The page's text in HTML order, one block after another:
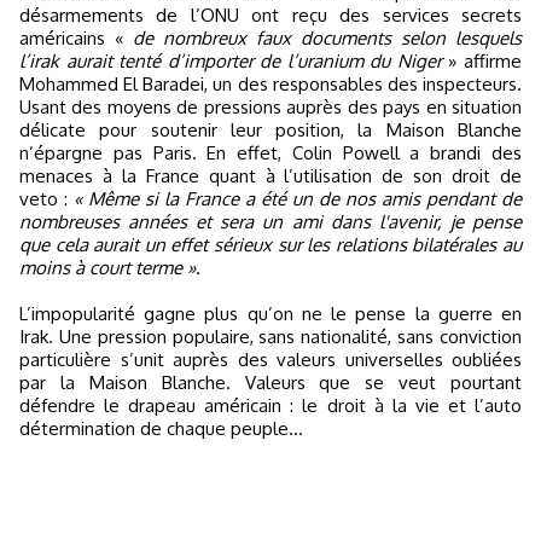
désarmements de l’ONU ont reçu des services secrets
américains « de nombreux faux documents selon lesquels
l’irak aurait tenté d’importer de l’uranium du Niger» affirme
Mohammed El Baradei, un des responsables des inspecteurs.
Usant des moyens de pressions auprès des pays en situation
délicate pour soutenir leur position, la Maison Blanche
n’épargne pas Paris. En effet, Colin Powell a brandi des
menaces à la France quant à l’utilisation de son droit de
veto : « Même si la France a été un de nos amis pendant de
nombreuses années et sera un ami dans l'avenir, je pense
que cela aurait un effet sérieux sur les relations bilatérales au
moins à court terme ».
L’impopularité gagne plus qu’on ne le pense la guerre en
Irak. Une pression populaire, sans nationalité, sans conviction
particulière s’unit auprès des valeurs universelles oubliées
par la Maison Blanche. Valeurs que se veut pourtant
défendre le drapeau américain : le droit à la vie et l’auto
détermination de chaque peuple…